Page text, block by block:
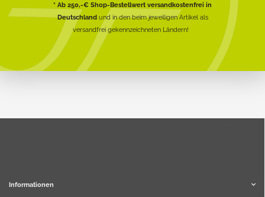
* Ab 250,-€ Shop-Bestellwert versandkostenfrei in
Deutschlandund in den beim jeweiligen Artikel als
versandfrei gekennzeichneten Ländern!
Informationen